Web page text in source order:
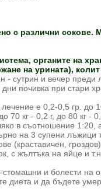
с различни сокове.
органите на
на урината), колит
- сутрин и вечер преди
почивка при стари
е 0,2-0,5 гр. до
кг - 0,2 г, до 80 кг -
в съотношение 1:20,
на 3 супени лъжици
(краставичен,
с жълтъка на яйце и т.н.
и болести на
диета и да бъдете